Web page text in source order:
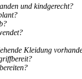
und kindgerecht?
Kleidung